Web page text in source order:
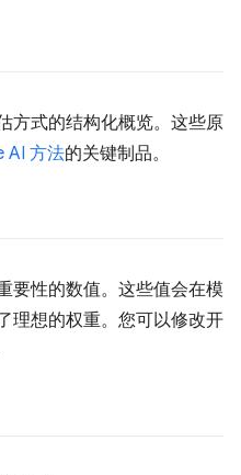
方式的结构化概览。这些原
AI 方法的关键制品。
要性的数值。这些值会在模
理想的权重。您可以修改开